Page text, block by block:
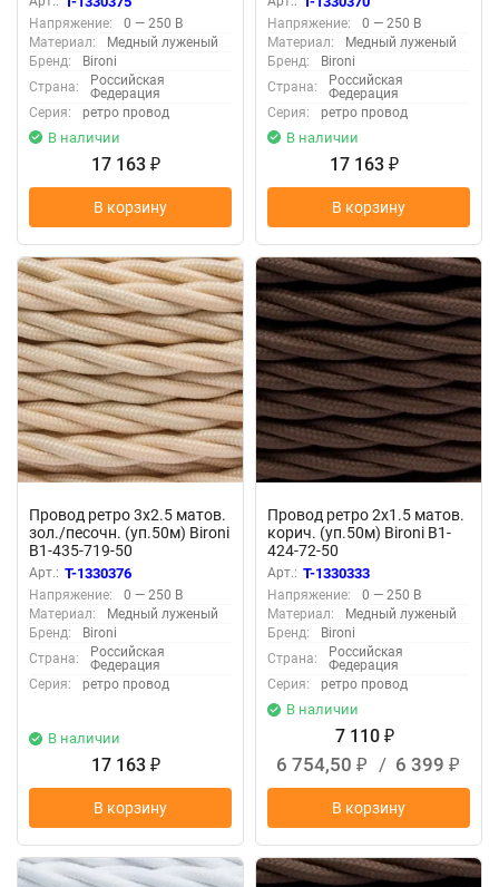
Напряжение:
0 — 250 В
Материал:
Медный луженый
Бренд:
Bironi
Страна:
Российская
Федерация
Серия:
ретро провод
В наличии
17 163 ₽
В корзину
Напряжение:
0 — 250 В
Материал:
Медный луженый
Бренд:
Bironi
Страна:
Российская
Федерация
Серия:
ретро провод
В наличии
17 163 ₽
В корзину
Провод ретро 3х2.5 матов.
зол./песочн. (уп.50м) Bironi
B1-435-719-50
Арт.: T-1330376
Напряжение:
0 — 250 В
Материал:
Медный луженый
Бренд:
Bironi
Страна:
Российская
Федерация
Серия:
ретро провод
В наличии
17 163 ₽
В корзину
Провод ретро 2х1.5 матов.
корич. (уп.50м) Bironi B1-
424-72-50
Арт.: T-1330333
Напряжение:
0 — 250 В
Материал:
Медный луженый
Бренд:
Bironi
Страна:
Российская
Федерация
Серия:
ретро провод
В наличии
7 110 ₽
6 754,50 ₽ / 6 399 ₽
В корзину